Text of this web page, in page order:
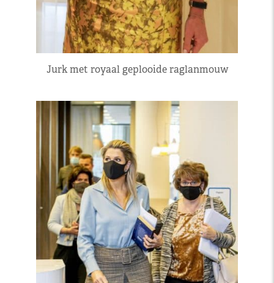
Jurk met royaal geplooide raglanmouw